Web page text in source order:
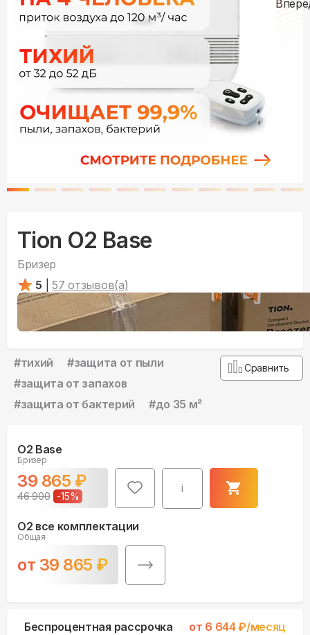
Tion O2 Base
Бризер
5
57 отзывов(а)
#тихий #защита от пыли
#защита от запахов
#защита от бактерий #до 35 м²
Сравнить
O2 Base
Бризер
39 865 ₽
46 900 -15%
i
O2 все комплектации
Общая
от 39 865 ₽
Беспроцентная рассрочка от 6 644₽/месяц